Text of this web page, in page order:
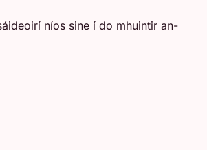
níos sine í do mhuintir an-